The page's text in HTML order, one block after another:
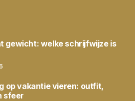
gewicht: welke schrijfwijze is
op vakantie vieren: outfit,
sfeer